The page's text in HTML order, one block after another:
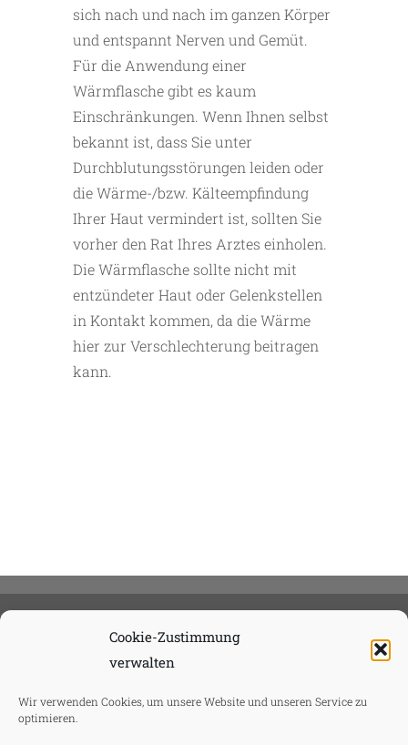
Cookie-Zustimmung
verwalten
Wir verwenden Cookies, um unsere Website und unseren Service zu
optimieren.
sich nach und nach im ganzen Körper
und entspannt Nerven und Gemüt.
Für die Anwendung einer
Wärmflasche gibt es kaum
Einschränkungen. Wenn Ihnen selbst
bekannt ist, dass Sie unter
Durchblutungsstörungen leiden oder
die Wärme-/bzw. Kälteempfindung
Ihrer Haut vermindert ist, sollten Sie
vorher den Rat Ihres Arztes einholen.
Die Wärmflasche sollte nicht mit
entzündeter Haut oder Gelenkstellen
in Kontakt kommen, da die Wärme
hier zur Verschlechterung beitragen
kann.